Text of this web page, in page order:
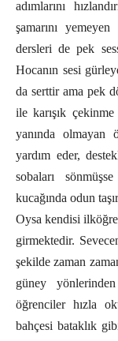
adımlarını
şamarını
dersleri de pek
Hocanın sesi
da serttir ama pek
ile karışık
yanında olmayan
yardım eder,
sobaları
kucağında odun
Oysa kendisi
girmektedir.
şekilde zaman
güney
öğrenciler hızla
bahçesi bataklık